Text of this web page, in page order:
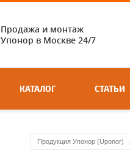
Продажа и монтаж
Упонор в Москве 24/7
КАТАЛОГ СТАТЬИ
Продукция Упонор (Uponor)